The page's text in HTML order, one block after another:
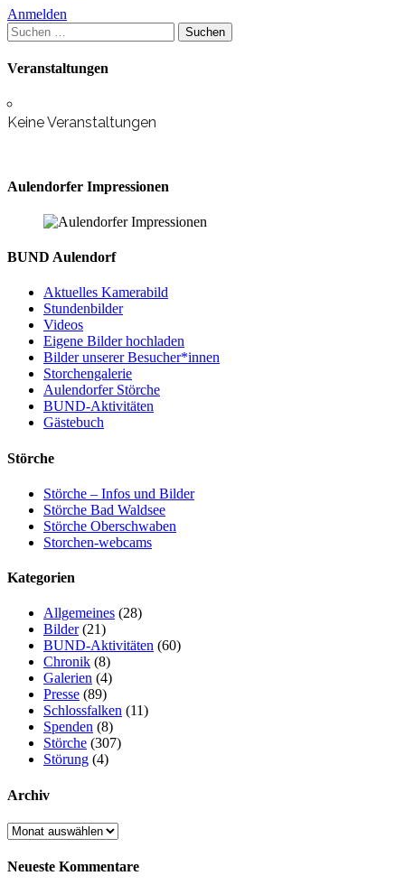
Anmelden
Suchen
nach:
Veranstaltungen
Keine Veranstaltungen
Aulendorfer Impressionen
BUND Aulendorf
Aktuelles Kamerabild
Stundenbilder
Videos
Eigene Bilder hochladen
Bilder unserer Besucher*innen
Storchengalerie
Aulendorfer Störche
BUND-Aktivitäten
Gästebuch
Störche
Störche – Infos und Bilder
Störche Bad Waldsee
Störche Oberschwaben
Storchen-webcams
Kategorien
Allgemeines (28)
Bilder(21)
BUND-Aktivitäten (60)
Chronik (8)
Galerien (4)
Presse (89)
Schlossfalken (11)
Spenden (8)
Störche (307)
Störung (4)
Archiv
Archiv
Neueste Kommentare